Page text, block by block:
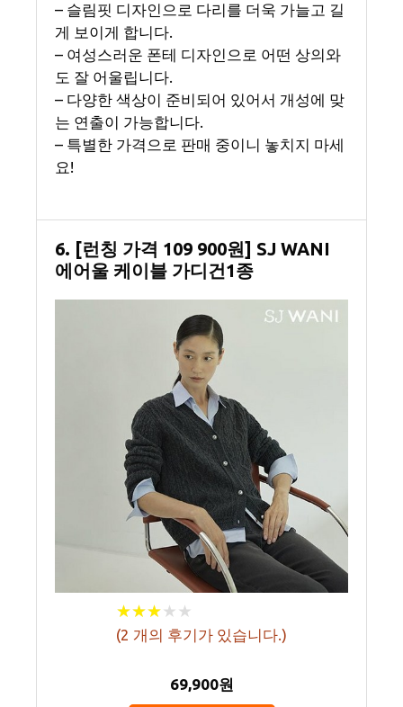
– 슬림핏 디자인으로 다리를 더욱 가늘고 길
게 보이게 합니다.
– 여성스러운 폰테 디자인으로 어떤 상의와
도 잘 어울립니다.
– 다양한 색상이 준비되어 있어서 개성에 맞
는 연출이 가능합니다.
– 특별한 가격으로 판매 중이니 놓치지 마세
요!
6. [런칭 가격 109 900원] SJ WANI
에어울 케이블 가디건1종
★★★★ ★
★★★★ ★
(2 개의 후기가 있습니다.)
69,900원